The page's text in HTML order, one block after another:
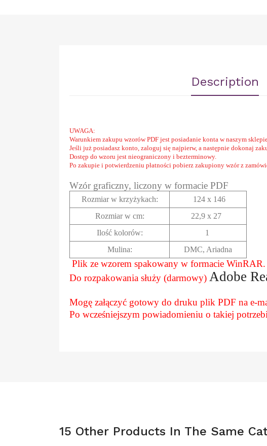
Description
UWAGA:
Warunkiem zakupu wzorów PDF jest posiadanie konta w naszym
Jeśli już posiadasz konto, zaloguj się najpierw, a następnie dokonaj
Dostęp do wzoru jest nieograniczony i bezterminowy.
Po zakupie i potwierdzeniu płatności pobierz zakupiony wzór z
Wzór graficzny, liczony w formacie PDF
Rozmiar w krzyżykach:
124 x 146
Rozmiar w cm:
22,9 x 27
Ilość kolorów:
1
Mulina:
DMC, Ariadna
Plik ze wzorem spakowany w formacie WinRAR.
Do rozpakowania służy (darmowy) Adobe
Mogę załączyć gotowy do druku plik PDF na e-
Po wcześniejszym powiadomieniu o takiej
15 Other Products In The Same